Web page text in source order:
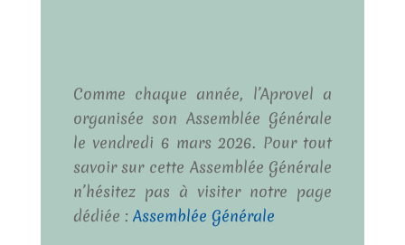
Comme chaque année, l’Aprovel a
organisée son Assemblée Générale
le vendredi 6 mars 2026. Pour tout
savoir sur cette Assemblée Générale
n’hésitez pas à visiter notre page
dédiée : Assemblée Générale